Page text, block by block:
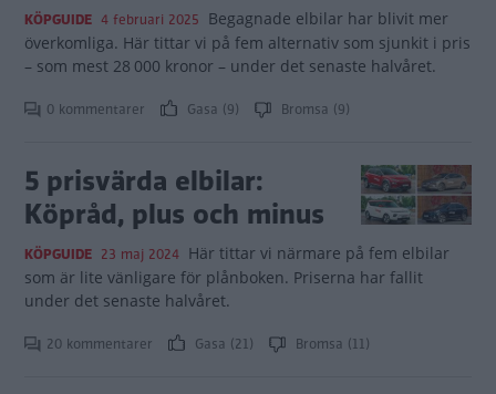
KÖPGUIDE 4 februari 2025 Begagnade elbilar har blivit mer
överkomliga. Här tittar vi på fem alternativ som sjunkit i pris
– som mest 28 000 kronor – under det senaste halvåret.
0 kommentarer Gasa (9) Bromsa (9)
5 prisvärda elbilar:
Köpråd, plus och minus
KÖPGUIDE 23 maj 2024 Här tittar vi närmare på fem elbilar
som är lite vänligare för plånboken. Priserna har fallit
under det senaste halvåret.
20 kommentarer Gasa (21) Bromsa (11)